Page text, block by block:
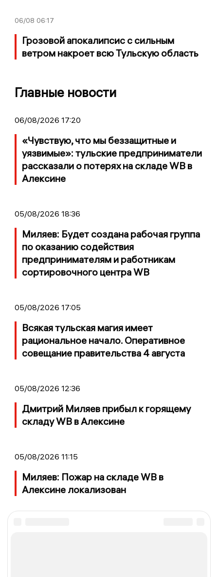
06/08 06:17
Грозовой апокалипсис с сильным
ветром накроет всю Тульскую область
Главные новости
06/08/2026 17:20
«Чувствую, что мы беззащитные и
уязвимые»: тульские предприниматели
рассказали о потерях на складе WB в
Алексине
05/08/2026 18:36
Миляев: Будет создана рабочая группа
по оказанию содействия
предпринимателям и работникам
сортировочного центра WB
05/08/2026 17:05
Всякая тульская магия имеет
рациональное начало. Оперативное
совещание правительства 4 августа
05/08/2026 12:36
Дмитрий Миляев прибыл к горящему
складу WB в Алексине
05/08/2026 11:15
Миляев: Пожар на складе WB в
Алексине локализован